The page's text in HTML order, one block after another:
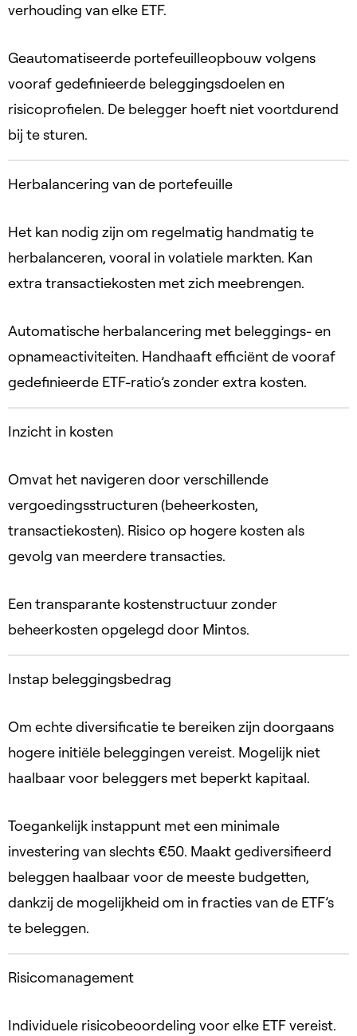
verhouding van elke ETF.
Geautomatiseerde portefeuilleopbouw volgens
vooraf gedefinieerde beleggingsdoelen en
risicoprofielen. De belegger hoeft niet voortdurend
bij te sturen.
Herbalancering van de portefeuille
Het kan nodig zijn om regelmatig handmatig te
herbalanceren, vooral in volatiele markten. Kan
extra transactiekosten met zich meebrengen.
Automatische herbalancering met beleggings- en
opnameactiviteiten. Handhaaft efficiënt de vooraf
gedefinieerde ETF-ratio’s zonder extra kosten.
Inzicht in kosten
Omvat het navigeren door verschillende
vergoedingsstructuren (beheerkosten,
transactiekosten). Risico op hogere kosten als
gevolg van meerdere transacties.
Een transparante kostenstructuur zonder
beheerkosten opgelegd door Mintos.
Instap beleggingsbedrag
Om echte diversificatie te bereiken zijn doorgaans
hogere initiële beleggingen vereist. Mogelijk niet
haalbaar voor beleggers met beperkt kapitaal.
Toegankelijk instappunt met een minimale
investering van slechts €50. Maakt gediversifieerd
beleggen haalbaar voor de meeste budgetten,
dankzij de mogelijkheid om in fracties van de ETF’s
te beleggen.
Risicomanagement
Individuele risicobeoordeling voor elke ETF vereist.